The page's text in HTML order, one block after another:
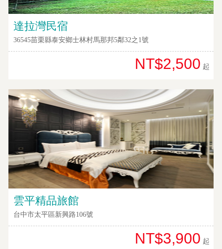
達拉灣民宿
36545苗栗縣泰安鄉士林村馬那邦5鄰32之1號
NT$2,500 起
雲平精品旅館
台中市太平區新興路106號
NT$3,900 起